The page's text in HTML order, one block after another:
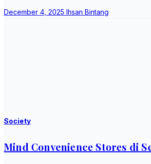
December 4, 2025 Ihsan Bintang
Society
Mind Convenience Stores di